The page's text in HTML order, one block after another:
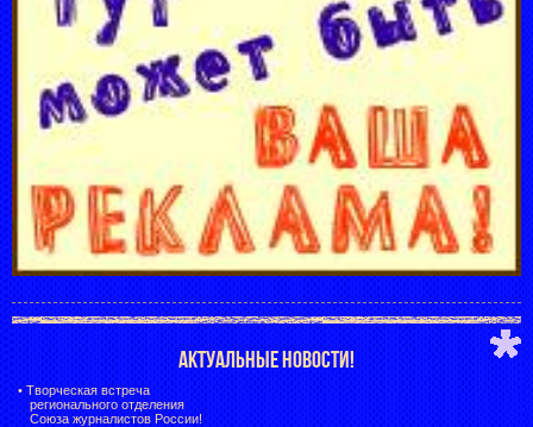
АКТУАЛЬНЫЕ НОВОСТИ!
• Творческая встреча
регионального отделения
Союза журналистов России!